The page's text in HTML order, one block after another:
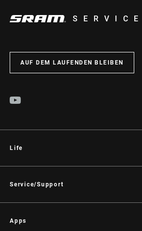
SERVICE
AUF DEM LAUFENDEN BLEIBEN
Life
Kultur
Service/Support
Händler Support
Apps